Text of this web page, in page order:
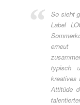
So sieht
Label
typisch
kreatives
Attitüde